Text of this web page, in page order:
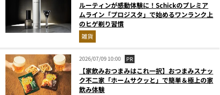
ルーティンが感動体験に！Schickのプレミア
ムライン「プロジスタ」で始めるワンランク上
のヒゲ剃り習慣
雑貨
2026/07/09 10:00 PR
【家飲みおつまみはこれ一択】おつまみスナッ
ク不二家「ホームサクッと」で簡単＆極上の家
飲み体験